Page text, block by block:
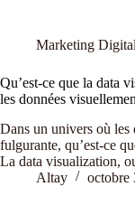
Marketing Digital
Qu’est-ce que la data
les données
Dans un univers où les
fulgurante, qu’est-ce
La data visualization,
Altay
octobre